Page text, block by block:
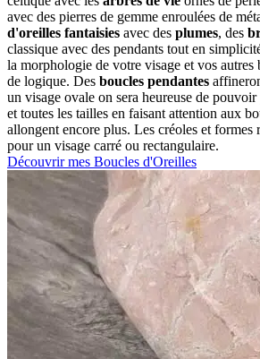
avec des pierres de gemme enroulées de
d'oreilles fantaisies avec des plumes, des
classique avec des pendants tout en
la morphologie de votre visage et vos
de logique. Des boucles pendantes
un visage ovale on sera heureuse de
et toutes les tailles en faisant attention aux
allongent encore plus. Les créoles et formes
pour un visage carré ou rectangulaire.
Découvrir mes Boucles d'Oreilles